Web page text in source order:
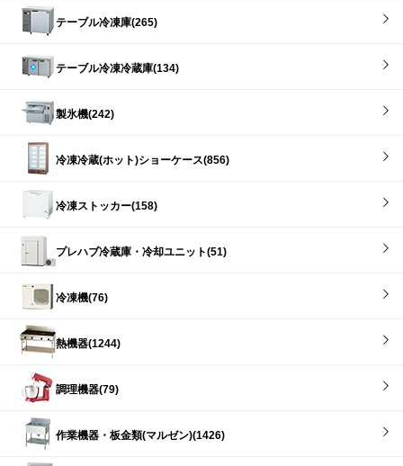
テーブル冷凍庫(265)
テーブル冷凍冷蔵庫(134)
製氷機(242)
冷凍冷蔵(ホット)ショーケース(856)
冷凍ストッカー(158)
プレハブ冷蔵庫・冷却ユニット(51)
冷凍機(76)
熱機器(1244)
調理機器(79)
作業機器・板金類(マルゼン)(1426)